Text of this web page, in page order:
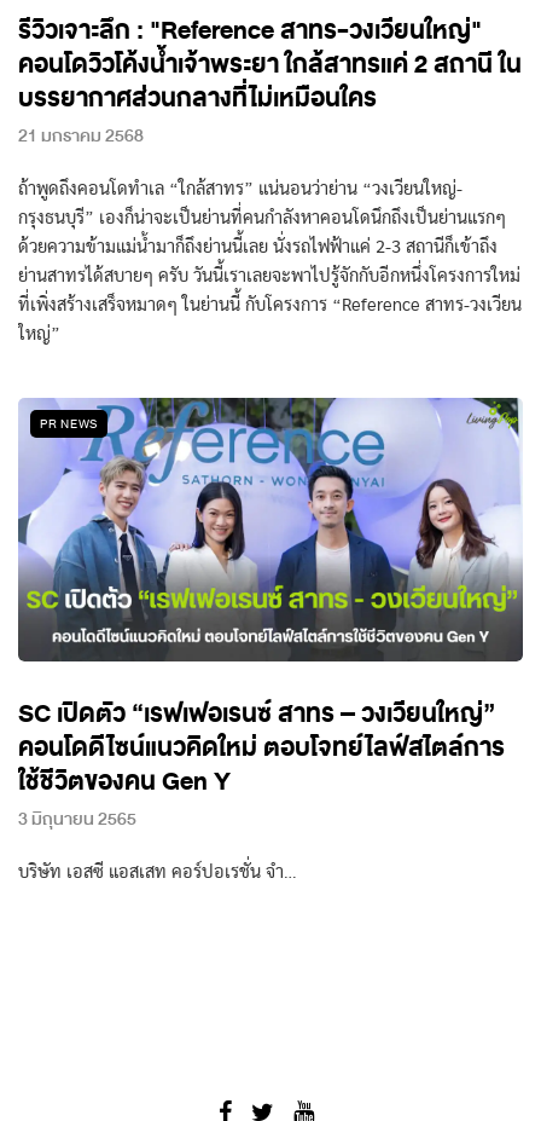
รีวิวเจาะลึก : "Reference สาทร-วงเวียนใหญ่"
คอนโดวิวโค้งน้ำเจ้าพระยา ใกล้สาทรแค่ 2 สถานี ใน
บรรยากาศส่วนกลางที่ไม่เหมือนใคร
21 มกราคม 2568
ถ้าพูดถึงคอนโดทำเล “ใกล้สาทร” แน่นอนว่าย่าน “วงเวียนใหญ่-
กรุงธนบุรี” เองก็น่าจะเป็นย่านที่คนกำลังหาคอนโดนึกถึงเป็นย่านแรกๆ
ด้วยความข้ามแม่น้ำมาก็ถึงย่านนี้เลย นั่งรถไฟฟ้าแค่ 2-3 สถานีก็เข้าถึง
ย่านสาทรได้สบายๆ ครับ วันนี้เราเลยจะพาไปรู้จักกับอีกหนึ่งโครงการใหม่
ที่เพิ่งสร้างเสร็จหมาดๆ ในย่านนี้ กับโครงการ “Reference สาทร-วงเวียน
ใหญ่”
PR NEWS
SC เปิดตัว “เรฟเฟอเรนซ์ สาทร – วงเวียนใหญ่”
คอนโดดีไซน์แนวคิดใหม่ ตอบโจทย์ไลฟ์สไตล์การ
ใช้ชีวิตของคน Gen Y
3 มิถุนายน 2565
บริษัท เอสซี แอสเสท คอร์ปอเรชั่น จำ…